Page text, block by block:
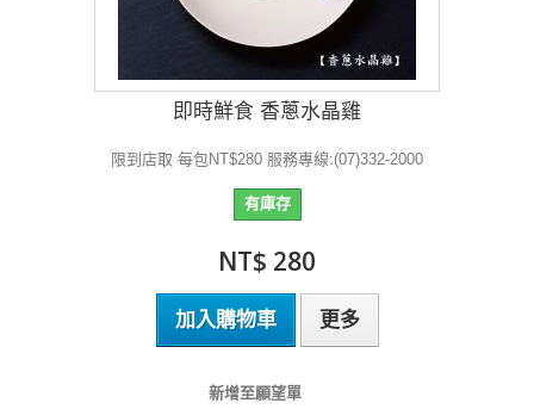
即時鮮食 香蔥水晶雞
限到店取 每包NT$280 服務專線:(07)332-2000
有庫存
NT$ 280
加入購物車 更多
新增至願望單